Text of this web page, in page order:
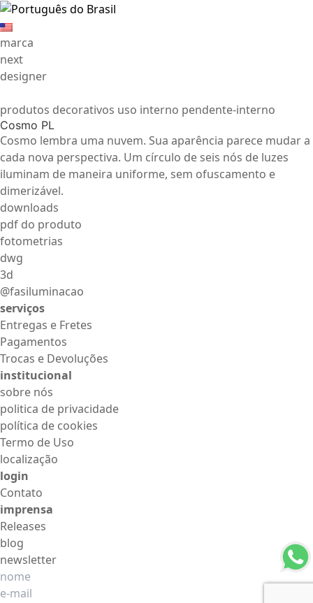
marca
next
designer
produtos decorativos uso interno pendente-interno
Cosmo PL
Cosmo lembra uma nuvem. Sua aparência parece mudar a
cada nova perspectiva. Um círculo de seis nós de luzes
iluminam de maneira uniforme, sem ofuscamento e
dimerizável.
downloads
pdf do produto
fotometrias
dwg
3d
@fasiluminacao
serviços
Entregas e Fretes
Pagamentos
Trocas e Devoluções
institucional
sobre nós
politica de privacidade
política de cookies
Termo de Uso
localização
login
Contato
imprensa
Releases
blog
newsletter